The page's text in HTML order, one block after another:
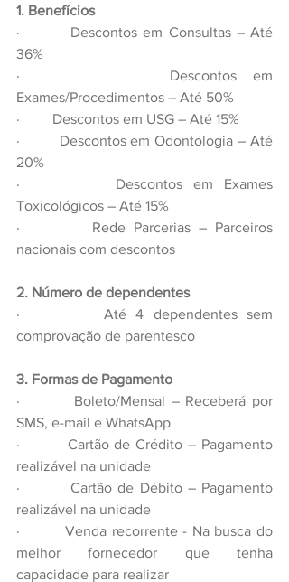
1. Benefícios
·         Descontos em Consultas – Até
36%
·         Descontos em
Exames/Procedimentos – Até 50%
·         Descontos em USG – Até 15%
·         Descontos em Odontologia – Até
20%
·         Descontos em Exames
Toxicológicos – Até 15%
·         Rede Parcerias – Parceiros
nacionais com descontos
2. Número de dependentes
·         Até 4 dependentes sem
comprovação de parentesco
3. Formas de Pagamento
·         Boleto/Mensal – Receberá por
SMS, e-mail e WhatsApp
·         Cartão de Crédito – Pagamento
realizável na unidade
·         Cartão de Débito – Pagamento
realizável na unidade
·         Venda recorrente - Na busca do
melhor fornecedor que tenha
capacidade para realizar